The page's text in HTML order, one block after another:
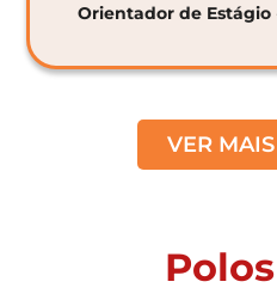
Orientador de Estágio
VER